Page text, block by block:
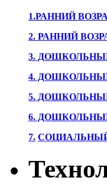
1.РАННИЙ
2. РАННИЙ
3.
4.
5.
6.
7. СОЦИАЛЬНЫЙ